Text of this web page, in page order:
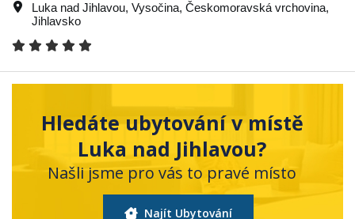
Luka nad Jihlavou, Vysočina, Českomoravská vrchovina,
Jihlavsko
Hledáte ubytování v místě
Luka nad Jihlavou?
Našli jsme pro vás to pravé místo
Najít Ubytování